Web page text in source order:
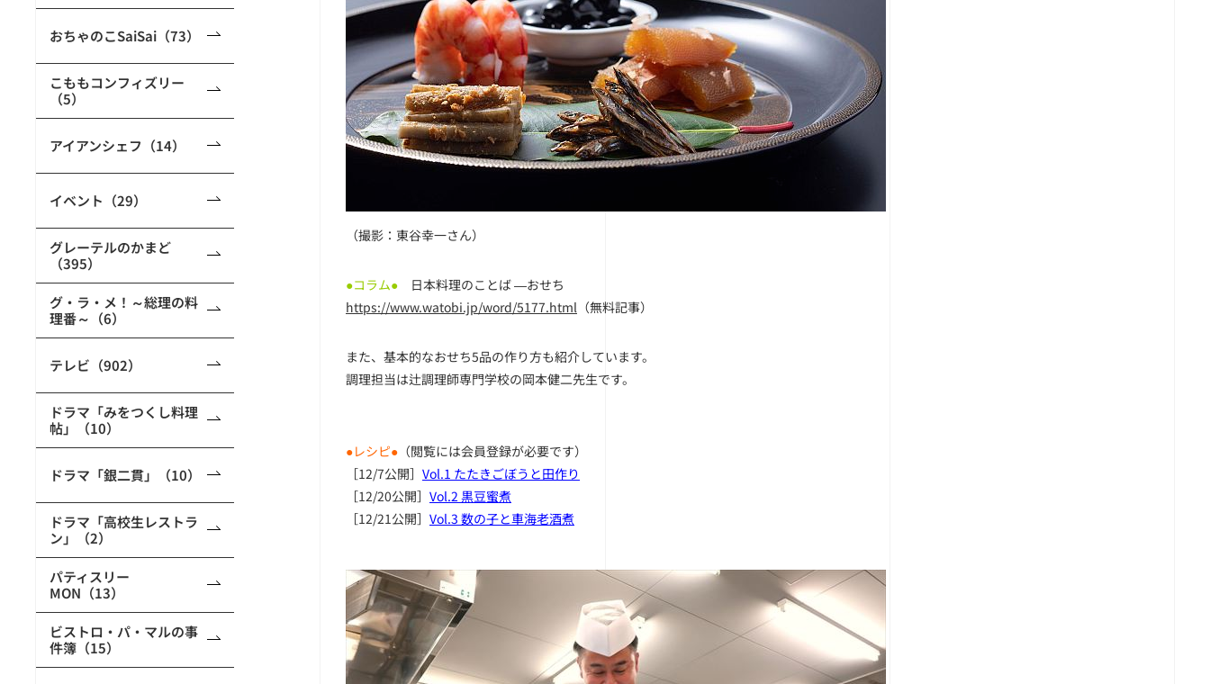
おちゃのこSaiSai（73）
こももコンフィズリー
（5）
アイアンシェフ（14）
イベント（29）
グレーテルのかまど
（395）
グ・ラ・メ！～総理の料
理番～（6）
テレビ（902）
ドラマ「みをつくし料理
帖」（10）
ドラマ「銀二貫」（10）
ドラマ「高校生レストラ
ン」（2）
パティスリー
MON（13）
ビストロ・パ・マルの事
件簿（15）
（撮影：東谷幸一さん）
●コラム● 日本料理のことば ―おせち
https://www.watobi.jp/word/5177.html （無料記事）
また、基本的なおせち5品の作り方も紹介しています。
調理担当は辻調理師専門学校の岡本健二先生です。
●レシピ● （閲覧には会員登録が必要です）
［12/7公開］ Vol.1 たたきごぼうと田作り
［12/20公開］ Vol.2 黒豆蜜煮
［12/21公開］ Vol.3 数の子と車海老酒煮